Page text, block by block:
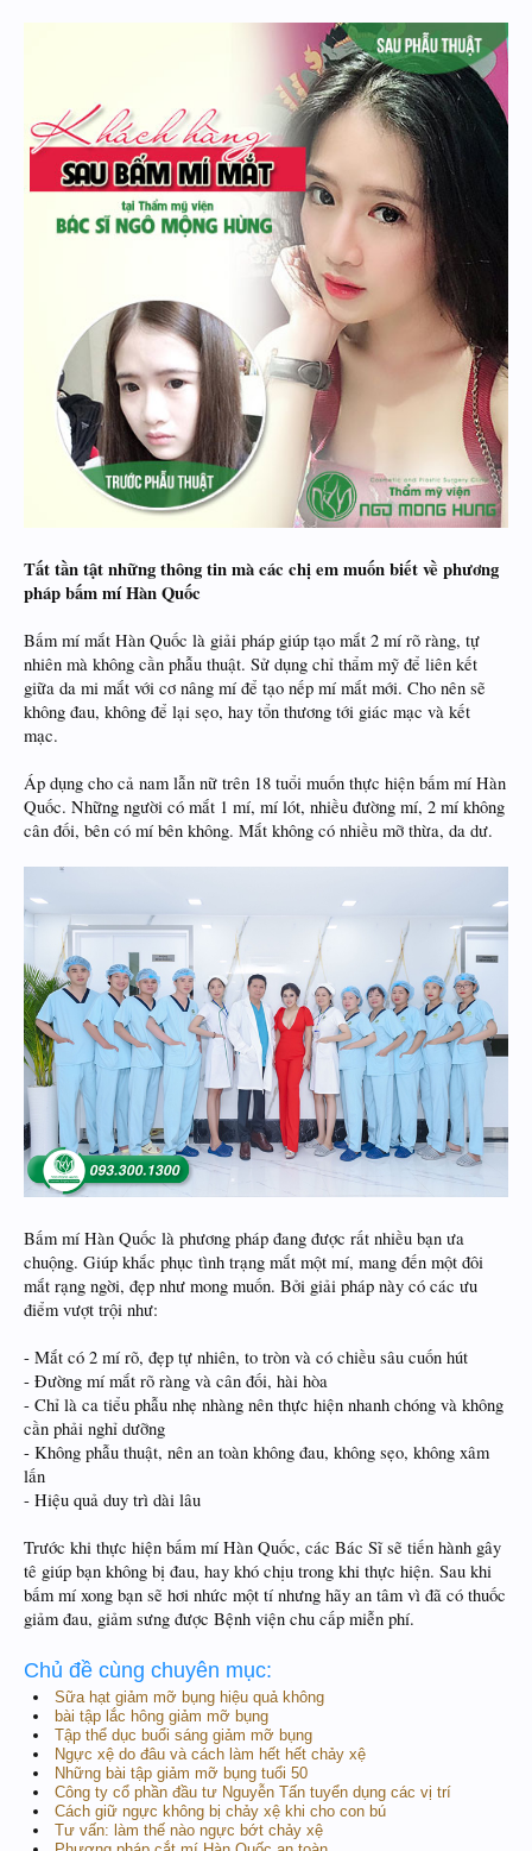
Tất tần tật những thông tin mà các chị em muốn biết về phương
pháp bấm mí Hàn Quốc
Bấm mí mắt Hàn Quốc là giải pháp giúp tạo mắt 2 mí rõ ràng, tự
nhiên mà không cần phẫu thuật. Sử dụng chỉ thẩm mỹ để liên kết
giữa da mi mắt với cơ nâng mí để tạo nếp mí mắt mới. Cho nên sẽ
không đau, không để lại sẹo, hay tổn thương tới giác mạc và kết
mạc.
Áp dụng cho cả nam lẫn nữ trên 18 tuổi muốn thực hiện bấm mí Hàn
Quốc. Những người có mắt 1 mí, mí lót, nhiều đường mí, 2 mí không
cân đối, bên có mí bên không. Mắt không có nhiều mỡ thừa, da dư.
Bấm mí Hàn Quốc là phương pháp đang được rất nhiều bạn ưa
chuộng. Giúp khắc phục tình trạng mắt một mí, mang đến một đôi
mắt rạng ngời, đẹp như mong muốn. Bởi giải pháp này có các ưu
điểm vượt trội như:
- Mắt có 2 mí rõ, đẹp tự nhiên, to tròn và có chiều sâu cuốn hút
- Đường mí mắt rõ ràng và cân đối, hài hòa
- Chỉ là ca tiểu phẫu nhẹ nhàng nên thực hiện nhanh chóng và không
cần phải nghỉ dưỡng
- Không phẫu thuật, nên an toàn không đau, không sẹo, không xâm
lấn
- Hiệu quả duy trì dài lâu
Trước khi thực hiện bấm mí Hàn Quốc, các Bác Sĩ sẽ tiến hành gây
tê giúp bạn không bị đau, hay khó chịu trong khi thực hiện. Sau khi
bấm mí xong bạn sẽ hơi nhức một tí nhưng hãy an tâm vì đã có thuốc
giảm đau, giảm sưng được Bệnh viện chu cấp miễn phí.
Chủ đề cùng chuyên mục:
Sữa hạt giảm mỡ bụng hiệu quả không
bài tập lắc hông giảm mỡ bụng
Tập thể dục buổi sáng giảm mỡ bụng
Ngực xệ do đâu và cách làm hết hết chảy xệ
Những bài tập giảm mỡ bụng tuổi 50
Công ty cổ phần đầu tư Nguyễn Tấn tuyển dụng các vị trí
Cách giữ ngực không bị chảy xệ khi cho con bú
Tư vấn: làm thế nào ngực bớt chảy xệ